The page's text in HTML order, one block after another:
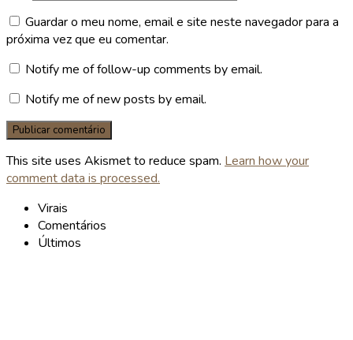
Guardar o meu nome, email e site neste navegador para a
próxima vez que eu comentar.
Notify me of follow-up comments by email.
Notify me of new posts by email.
This site uses Akismet to reduce spam. Learn how your
comment data is processed.
Virais
Comentários
Últimos